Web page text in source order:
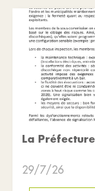
La
29/7/26